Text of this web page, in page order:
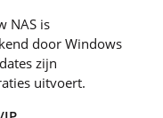
NAS is
door Windows
zijn
uitvoert.